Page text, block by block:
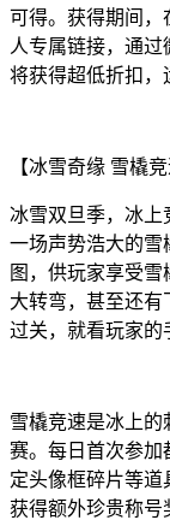
可得。获得期间，
人专属链接，通
将获得超低折扣，
【冰雪奇缘 雪橇竞
冰雪双旦季，冰上
一场声势浩大的雪
图，供玩家享受雪
大转弯，甚至还
过关，就看玩家的
雪橇竞速是冰上的
赛。每日首次参加
定头像框碎片等道
获得额外珍贵称号